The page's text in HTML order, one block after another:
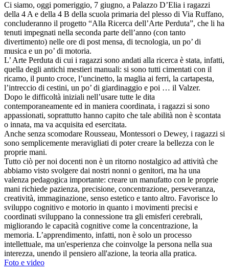
Ci siamo, oggi pomeriggio, 7 giugno, a Palazzo D’Elia i ragazzi
della 4 A e della 4 B della scuola primaria del plesso di Via Ruffano,
concluderanno il progetto “Alla Ricerca dell’Arte Perduta”, che li ha
tenuti impegnati nella seconda parte dell’anno (con tanto
divertimento) nelle ore di post mensa, di tecnologia, un po’ di
musica e un po’ di motoria.
L’ Arte Perduta di cui i ragazzi sono andati alla ricerca è stata, infatti,
quella degli antichi mestieri manuali: si sono tutti cimentati con il
ricamo, il punto croce, l’uncinetto, la maglia ai ferri, la cartapesta,
l’intreccio di cestini, un po’ di giardinaggio e poi … il Valzer.
Dopo le difficoltà iniziali nell’usare tutte le dita
contemporaneamente ed in maniera coordinata, i ragazzi si sono
appassionati, soprattutto hanno capito che tale abilità non è scontata
o innata, ma va acquisita ed esercitata.
Anche senza scomodare Rousseau, Montessori o Dewey, i ragazzi si
sono semplicemente meravigliati di poter creare la bellezza con le
proprie mani.
Tutto ciò per noi docenti non è un ritorno nostalgico ad attività che
abbiamo visto svolgere dai nostri nonni o genitori, ma ha una
valenza pedagogica importante: creare un manufatto con le proprie
mani richiede pazienza, precisione, concentrazione, perseveranza,
creatività, immaginazione, senso estetico e tanto altro. Favorisce lo
sviluppo cognitivo e motorio in quanto i movimenti precisi e
coordinati sviluppano la connessione tra gli emisferi cerebrali,
migliorando le capacità cognitive come la concentrazione, la
memoria. L’apprendimento, infatti, non è solo un processo
intellettuale, ma un'esperienza che coinvolge la persona nella sua
interezza, unendo il pensiero all'azione, la teoria alla pratica.
Foto e video